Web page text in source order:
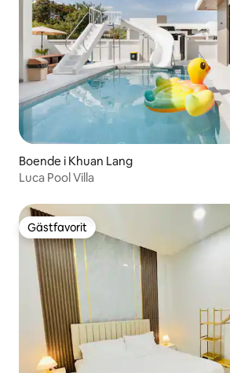
Boende i Khuan Lang
Luca Pool Villa
Gästfavorit
Gästfavorit